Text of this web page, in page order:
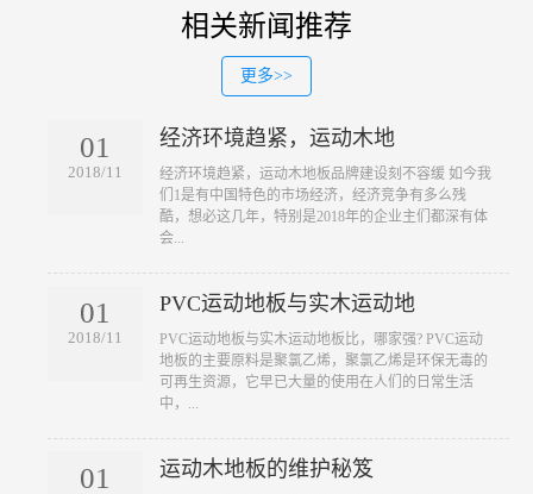
相关新闻推荐
更多>>
01
2018/11
经济环境趋紧，运动木地
​经济环境趋紧，运动木地板品牌建设刻不容缓 如今我
们1是有中国特色的市场经济，经济竞争有多么残
酷，想必这几年，特别是2018年的企业主们都深有体
会...
01
2018/11
PVC运动地板与实木运动地
​PVC运动地板与实木运动地板比，哪家强? PVC运动
地板的主要原料是聚氯乙烯，聚氯乙烯是环保无毒的
可再生资源，它早已大量的使用在人们的日常生活
中，...
01 运动木地板的维护秘笈